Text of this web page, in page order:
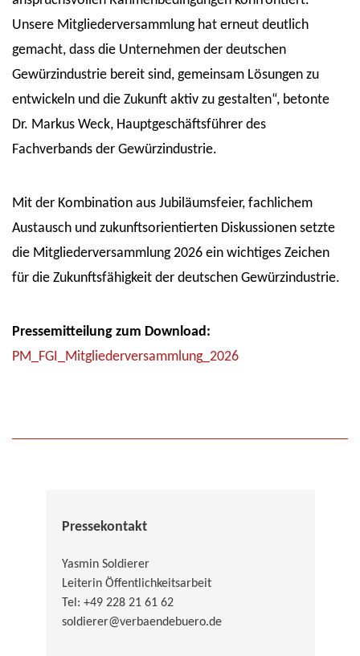
Unsere Mitgliederversammlung hat erneut deutlich
gemacht, dass die Unternehmen der deutschen
Gewürzindustrie bereit sind, gemeinsam Lösungen zu
entwickeln und die Zukunft aktiv zu gestalten“, betonte
Dr. Markus Weck, Hauptgeschäftsführer des
Fachverbands der Gewürzindustrie.
Mit der Kombination aus Jubiläumsfeier, fachlichem
Austausch und zukunftsorientierten Diskussionen setzte
die Mitgliederversammlung 2026 ein wichtiges Zeichen
für die Zukunftsfähigkeit der deutschen Gewürzindustrie.
Pressemitteilung zum Download:
PM_FGI_Mitgliederversammlung_2026
Pressekontakt
Yasmin Soldierer
Leiterin Öffentlichkeitsarbeit
Tel: +49 228 21 61 62
soldierer@verbaendebuero.de